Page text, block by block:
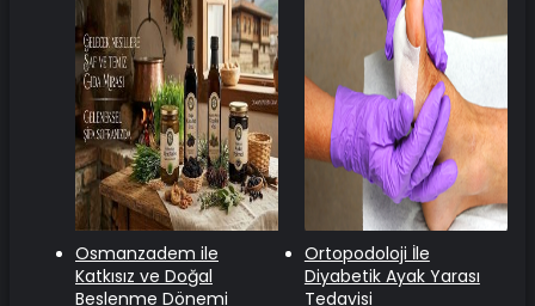
Osmanzadem ile
Katkısız ve Doğal
Beslenme Dönemi
Ortopodoloji İle
Diyabetik Ayak Yarası
Tedavisi